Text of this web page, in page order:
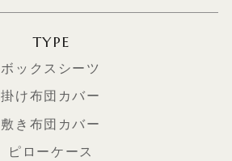
TYPE
ボックスシーツ
掛け布団カバー
敷き布団カバー
ピローケース